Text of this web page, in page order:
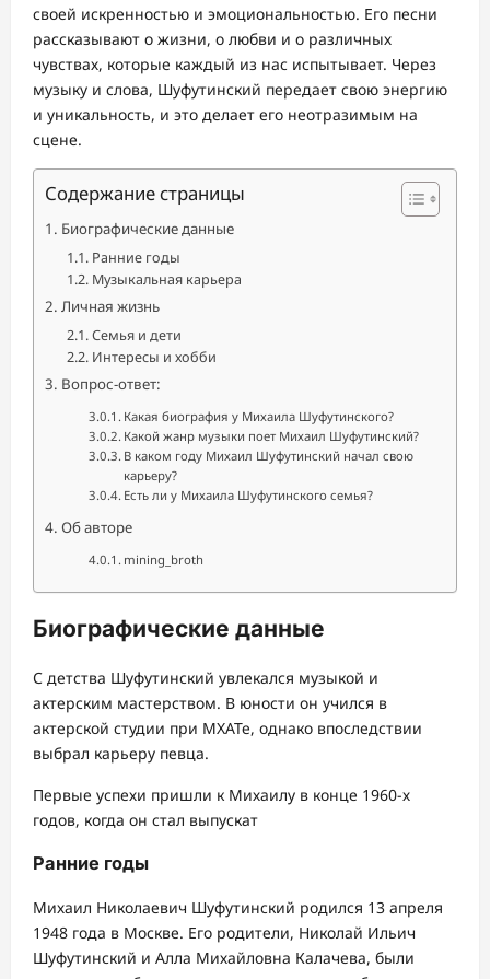
своей искренностью и эмоциональностью. Его песни
рассказывают о жизни, о любви и о различных
чувствах, которые каждый из нас испытывает. Через
музыку и слова, Шуфутинский передает свою энергию
и уникальность, и это делает его неотразимым на
сцене.
Содержание страницы
Биографические данные
Ранние годы
Музыкальная карьера
Личная жизнь
Семья и дети
Интересы и хобби
Вопрос-ответ:
Какая биография у Михаила Шуфутинского?
Какой жанр музыки поет Михаил Шуфутинский?
В каком году Михаил Шуфутинский начал свою
карьеру?
Есть ли у Михаила Шуфутинского семья?
Об авторе
mining_broth
Биографические данные
С детства Шуфутинский увлекался музыкой и
актерским мастерством. В юности он учился в
актерской студии при МХАТе, однако впоследствии
выбрал карьеру певца.
Первые успехи пришли к Михаилу в конце 1960-х
годов, когда он стал выпускат
Ранние годы
Михаил Николаевич Шуфутинский родился 13 апреля
1948 года в Москве. Его родители, Николай Ильич
Шуфутинский и Алла Михайловна Калачева, были